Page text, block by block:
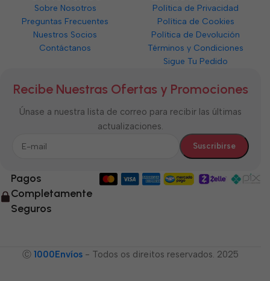
Sobre Nosotros
Preguntas Frecuentes
Nuestros Socios
Contáctanos
Política de Privacidad
Política de Cookies
Política de Devolución
Términos y Condiciones
Sigue Tu Pedido
Recibe Nuestras Ofertas y Promociones
Únase a nuestra lista de correo para recibir las últimas
actualizaciones.
Pagos
Completamente
Seguros
Ⓒ 1000Envíos - Todos os direitos reservados. 2025